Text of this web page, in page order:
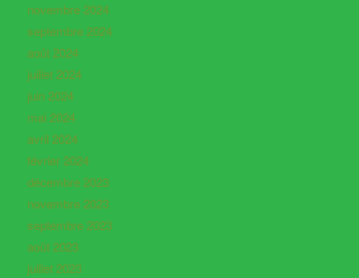
novembre 2024
septembre 2024
août 2024
juillet 2024
juin 2024
mai 2024
avril 2024
février 2024
décembre 2023
novembre 2023
septembre 2023
août 2023
juillet 2023